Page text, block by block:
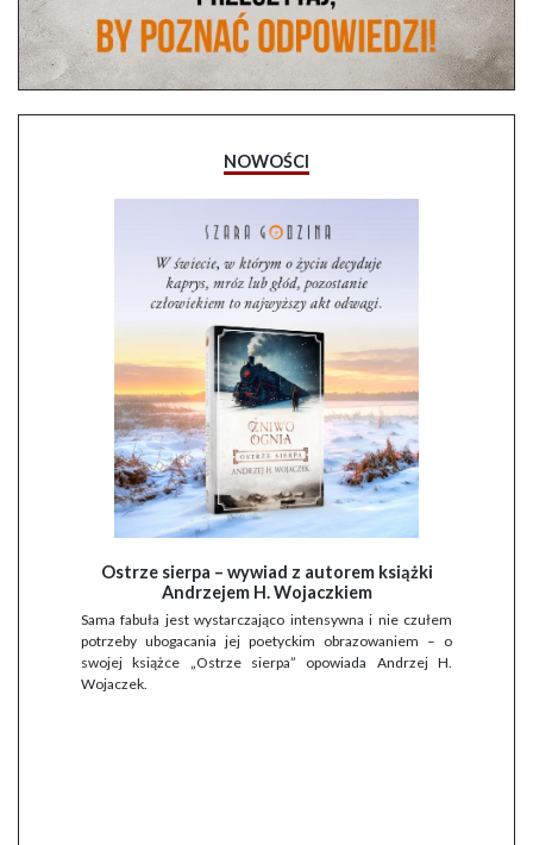
NOWOŚCI
Ostrze sierpa – wywiad z autorem książki
Andrzejem H. Wojaczkiem
Sama fabuła jest wystarczająco intensywna i nie czułem
potrzeby ubogacania jej poetyckim obrazowaniem – o
swojej książce „Ostrze sierpa” opowiada Andrzej H.
Wojaczek.